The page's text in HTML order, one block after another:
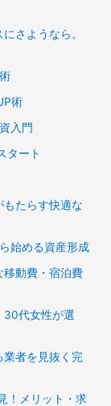
さようなら。
術
入門
タート
たらす快適な
始める資産形成
移動費・宿泊費
30代女性が選
業者を見抜く完
！メリット・求